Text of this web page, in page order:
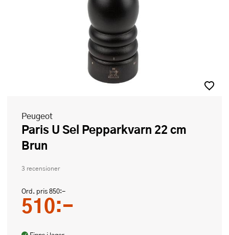
Peugeot
Paris U Sel Pepparkvarn 22 cm
Brun
3 recensioner
Ord. pris850:-
510:-